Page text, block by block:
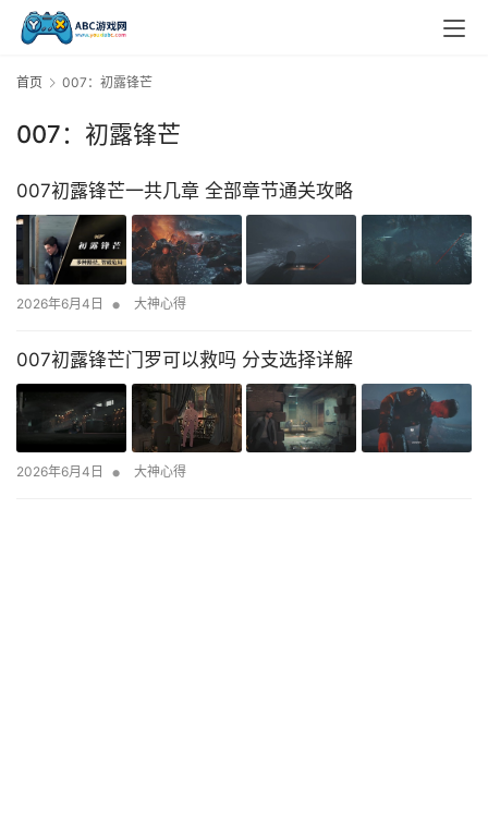
首页 007：初露锋芒
007：初露锋芒
007初露锋芒一共几章 全部章节通关攻略
2026年6月4日 • 大神心得
007初露锋芒门罗可以救吗 分支选择详解
2026年6月4日 • 大神心得